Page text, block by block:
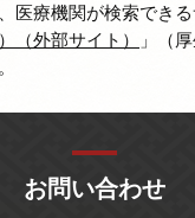
医療機関が検索でき
（外部サイト）
」（
お問い合わせ